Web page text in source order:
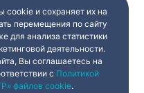
default valuesDone
cookie и сохраняет их на
перемещения по сайту
для анализа статистики
деятельности.
Вы соглашаетесь на
с Политикой
файлов cookie.